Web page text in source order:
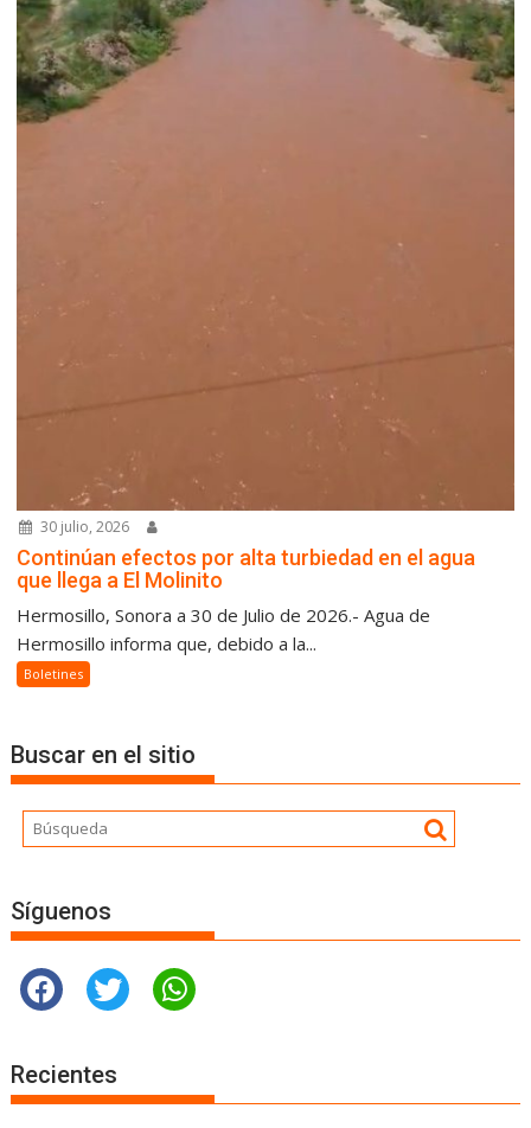
30 julio, 2026
Continúan efectos por alta turbiedad en el agua
que llega a El Molinito
Hermosillo, Sonora a 30 de Julio de 2026.- Agua de
Hermosillo informa que, debido a la...
Boletines
Buscar en el sitio
Síguenos
Recientes